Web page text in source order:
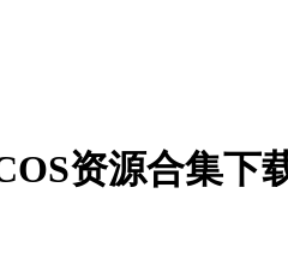
资源合集下